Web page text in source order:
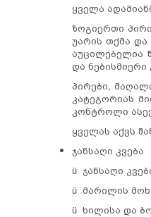
ყველა
ზოგიერთი
უარის თქმა და
აუცილებელია
და
პირები,
კატეგორიას
კონტროლი
ყველას აქვს
ჯანსაღი კვება
ü ჯანსაღი
ü მარილის
ü ხილისა და